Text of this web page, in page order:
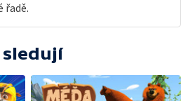
řadě.
sledují